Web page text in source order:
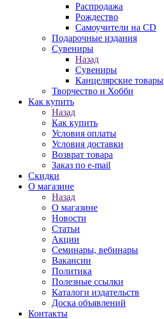
Распродажа
Рождество
Самоучители на CD
Подарочные издания
Сувениры
Назад
Сувениры
Канцелярские товары
Творчество и Хобби
Как купить
Назад
Как купить
Условия оплаты
Условия доставки
Возврат товара
Заказ по e-mail
Скидки
О магазине
Назад
О магазине
Новости
Статьи
Акции
Семинары, вебинары
Вакансии
Политика
Полезные ссылки
Каталоги издательств
Доска объявлений
Контакты